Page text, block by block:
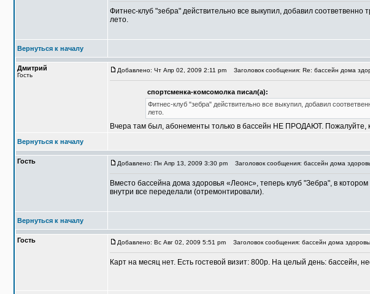
Фитнес-клуб "зебра" действительно все выкупил, добавил
лето.
Вернуться к началу
Дмитрий
Гость
Добавлено: Чт Апр 02, 2009 2:11 pm Заголовок сообщения: Re: бассейн дома
спортсменка-комсомолка писал(а):
Фитнес-клуб "зебра" действительно все выкупил, добавил
лето.
Вчера там был, абонементы только в бассейн НЕ ПРОДАЮТ. Пожалуйте,
Вернуться к началу
Гость Добавлено: Пн Апр 13, 2009 3:30 pm Заголовок сообщения: бассейн дома
Вместо бассейна дома здоровья «Леонс», теперь клуб "Зебра", в
внутри все переделали (отремонтировали).
Вернуться к началу
Гость Добавлено: Вс Авг 02, 2009 5:51 pm Заголовок сообщения: бассейн дома
Карт на месяц нет. Есть гостевой визит: 800р. На целый день: бассейн,